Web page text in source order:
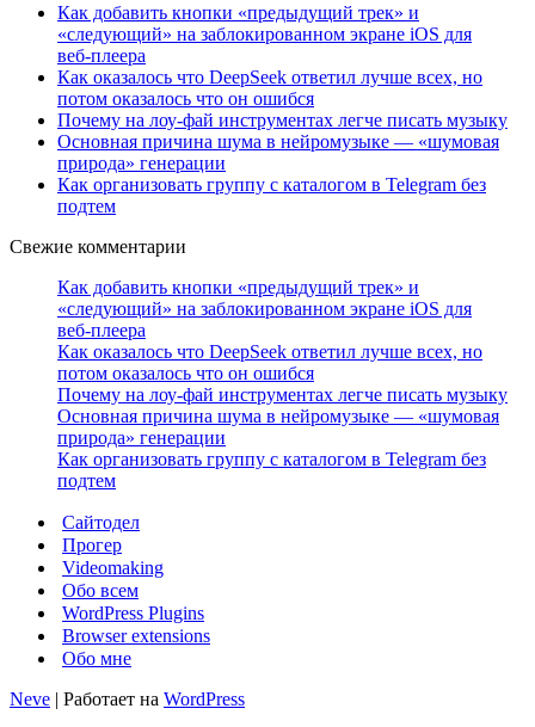
Как добавить кнопки «предыдущий трек» и
«следующий» на заблокированном экране iOS для
веб‑плеера
Как оказалось что DeepSeek ответил лучше всех, но
потом оказалось что он ошибся
Почему на лоу-фай инструментах легче писать музыку
Основная причина шума в нейромузыке — «шумовая
природа» генерации
Как организовать группу с каталогом в Telegram без
подтем
Свежие комментарии
Как добавить кнопки «предыдущий трек» и
«следующий» на заблокированном экране iOS для
веб‑плеера
Как оказалось что DeepSeek ответил лучше всех, но
потом оказалось что он ошибся
Почему на лоу-фай инструментах легче писать музыку
Основная причина шума в нейромузыке — «шумовая
природа» генерации
Как организовать группу с каталогом в Telegram без
подтем
Сайтодел
Прогер
Videomaking
Обо всем
WordPress Plugins
Browser extensions
Обо мне
Neve | Работает на WordPress